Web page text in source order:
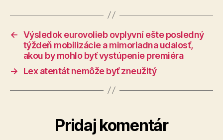
← Výsledok eurovolieb ovplyvní ešte posledný
týždeň mobilizácie a mimoriadna udalosť,
akou by mohlo byť vystúpenie premiéra
→
Lex atentát nemôže byť zneužitý
Pridaj komentár